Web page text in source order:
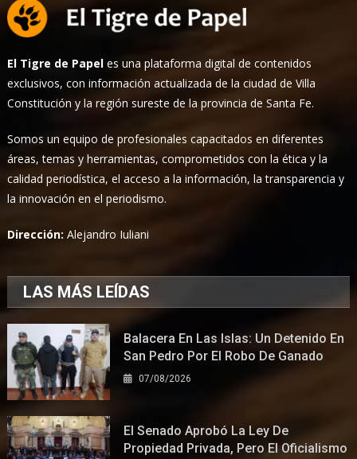
El Tigre de Papel es una plataforma digital de contenidos
exclusivos, con información actualizada de la ciudad de Villa
Constitución y la región sureste de la provincia de Santa Fe.
Somos un equipo de profesionales capacitados en diferentes
áreas, temas y herramientas, comprometidos con la ética y la
calidad periodística, el acceso a la información, la transparencia y
la innovación en el periodismo.
Dirección:Alejandro Iuliani
LAS MÁS LEÍDAS
Balacera En Las Islas: Un Detenido En
San Pedro Por El Robo De Ganado
07/08/2026
El Senado Aprobó La Ley De
Propiedad Privada, Pero El Oficialismo